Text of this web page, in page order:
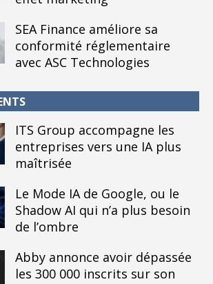
SEA Finance améliore sa
conformité réglementaire
avec ASC Technologies
ITS Group accompagne les
entreprises vers une IA plus
maîtrisée
Le Mode IA de Google, ou le
Shadow AI qui n’a plus besoin
de l’ombre
Abby annonce avoir dépassée
les 300 000 inscrits sur son